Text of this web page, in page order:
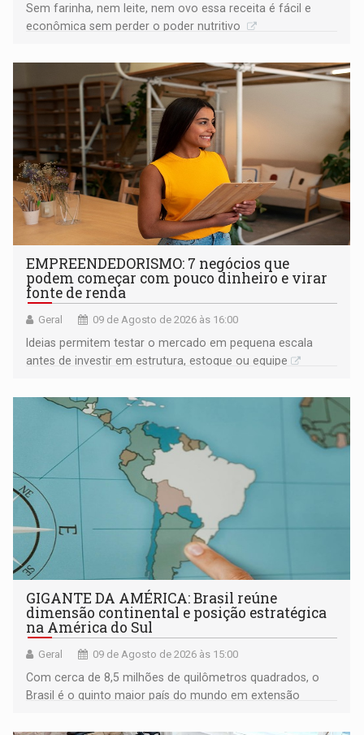
Sem farinha, nem leite, nem ovo essa receita é fácil e
econômica sem perder o poder nutritivo
EMPREENDEDORISMO: 7 negócios que
podem começar com pouco dinheiro e virar
fonte de renda
Geral 09 de Agosto de 2026 às 16:00
Ideias permitem testar o mercado em pequena escala
antes de investir em estrutura, estoque ou equipe
GIGANTE DA AMÉRICA: Brasil reúne
dimensão continental e posição estratégica
na América do Sul
Geral 09 de Agosto de 2026 às 15:00
Com cerca de 8,5 milhões de quilômetros quadrados, o
Brasil é o quinto maior país do mundo em extensão